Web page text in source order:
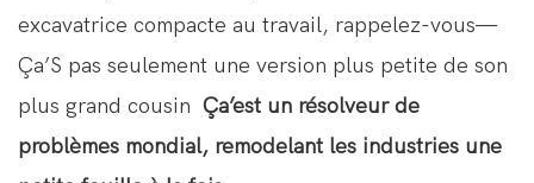
excavatrice compacte au travail, rappelez-vous—
Ça’S pas seulement une version plus petite de son
plus grand cousin Ça’est un résolveur de
problèmes mondial, remodelant les industries une